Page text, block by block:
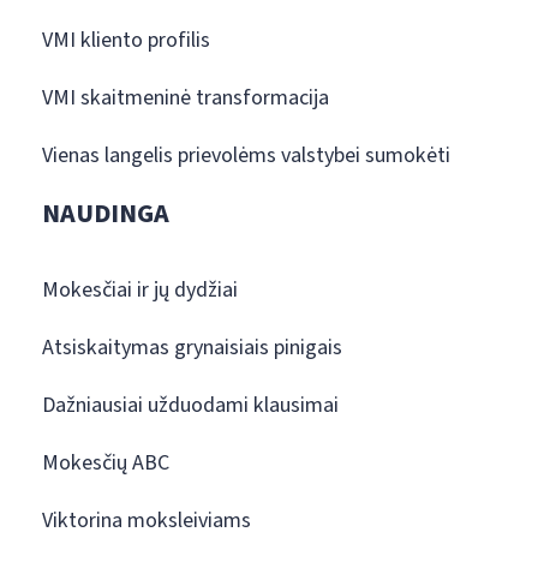
VMI kliento profilis
VMI skaitmeninė transformacija
Vienas langelis prievolėms valstybei sumokėti
NAUDINGA
Mokesčiai ir jų dydžiai
Atsiskaitymas grynaisiais pinigais
Dažniausiai užduodami klausimai
Mokesčių ABC
Viktorina moksleiviams